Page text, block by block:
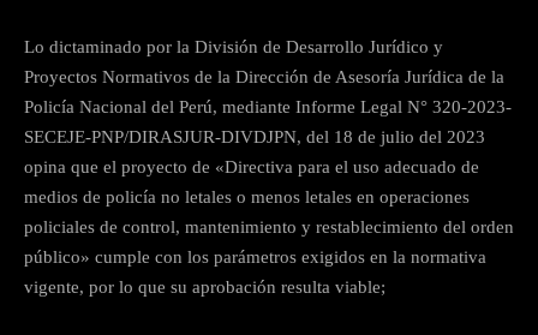
Lo dictaminado por la División de Desarrollo Jurídico y
Proyectos Normativos de la Dirección de Asesoría Jurídica de la
Policía Nacional del Perú, mediante Informe Legal N° 320-2023-
SECEJE-PNP/DIRASJUR-DIVDJPN, del 18 de julio del 2023
opina que el proyecto de «Directiva para el uso adecuado de
medios de policía no letales o menos letales en operaciones
policiales de control, mantenimiento y restablecimiento del orden
público» cumple con los parámetros exigidos en la normativa
vigente, por lo que su aprobación resulta viable;